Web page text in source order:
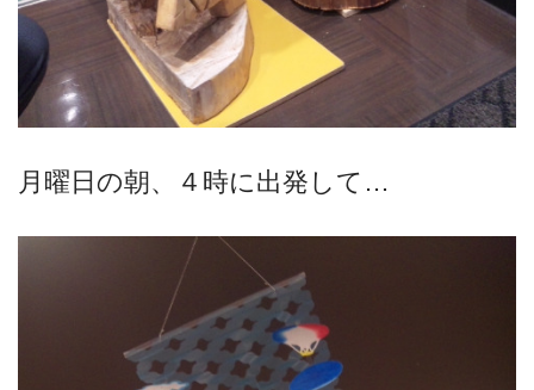
月曜日の朝、４時に出発して…